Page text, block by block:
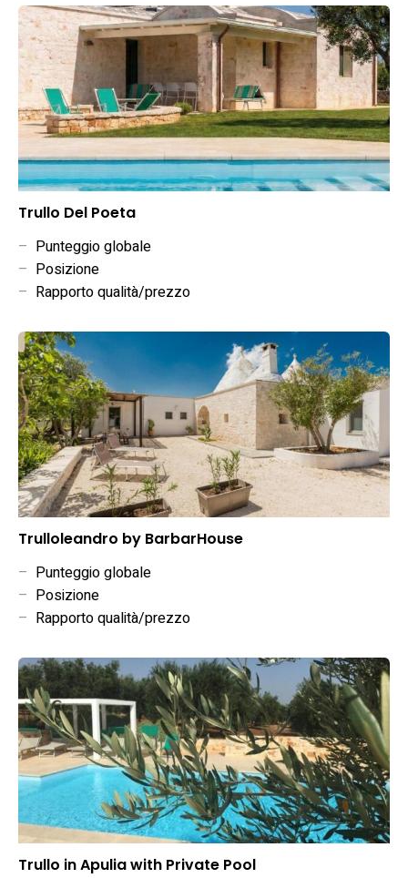
Trullo Del Poeta
– Punteggio globale
– Posizione
– Rapporto qualità/prezzo
Trulloleandro by BarbarHouse
– Punteggio globale
– Posizione
– Rapporto qualità/prezzo
Trullo in Apulia with Private Pool